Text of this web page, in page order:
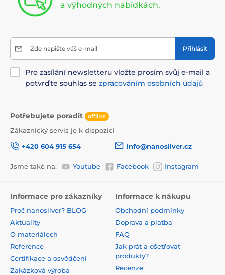
a výhodných nabídkách.
Zde napište váš e-mail Přihlásit
Pro zasílání newsletteru vložte prosím svůj e-mail a
potvrďte souhlas se zpracováním osobních údajů
Potřebujete poradit offline
Zákaznický servis je k dispozici
+420 604 915 654
info@nanosilver.cz
Jsme také na: Youtube Facebook Instagram
Informace pro zákazníky
Proč nanosilver? BLOG
Aktuality
O materiálech
Reference
Certifikace a osvědčení
Zakázková výroba
Informace k nákupu
Obchodní podmínky
Doprava a platba
FAQ
Jak prát a ošetřovat
produkty?
Recenze